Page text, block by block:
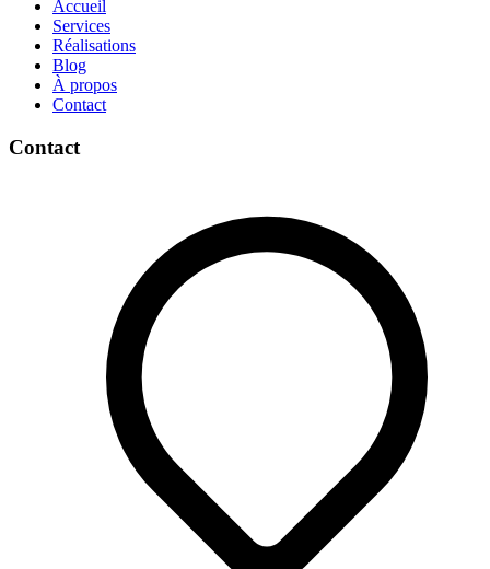
Accueil
Services
Réalisations
Blog
À propos
Contact
Contact